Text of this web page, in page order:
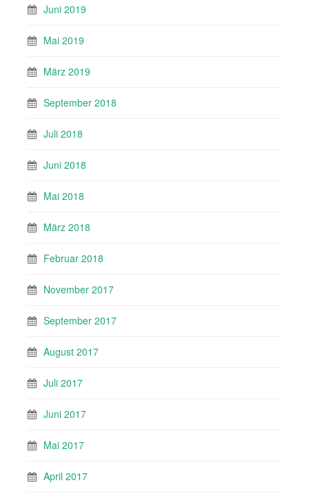
Juni 2019
Mai 2019
März 2019
September 2018
Juli 2018
Juni 2018
Mai 2018
März 2018
Februar 2018
November 2017
September 2017
August 2017
Juli 2017
Juni 2017
Mai 2017
April 2017